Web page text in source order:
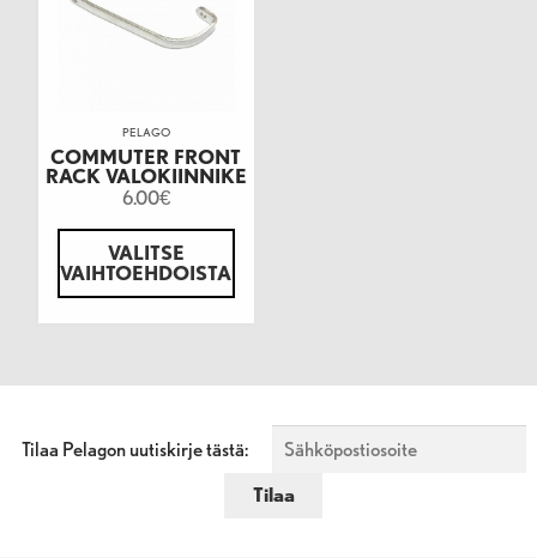
PELAGO
COMMUTER FRONT
RACK VALOKIINNIKE
6.00€
VALITSE
VAIHTOEHDOISTA
Tilaa Pelagon uutiskirje tästä: